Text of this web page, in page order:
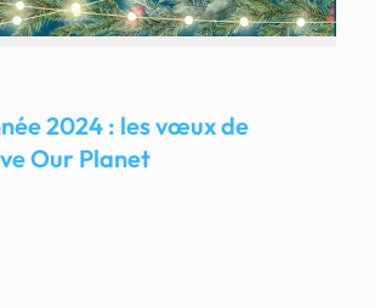
2024 : les vœux de
Our Planet